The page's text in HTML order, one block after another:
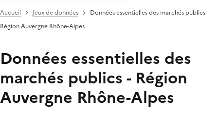
Accueil Jeux de données
Données essentielles des marchés publics -
Région Auvergne Rhône-Alpes
Données essentielles des
marchés publics - Région
Auvergne Rhône-Alpes